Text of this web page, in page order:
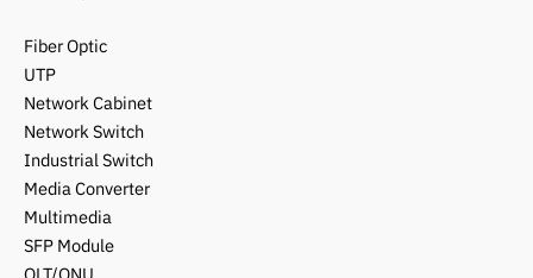
Fiber Optic
UTP
Network Cabinet
Network Switch
Industrial Switch
Media Converter
Multimedia
SFP Module